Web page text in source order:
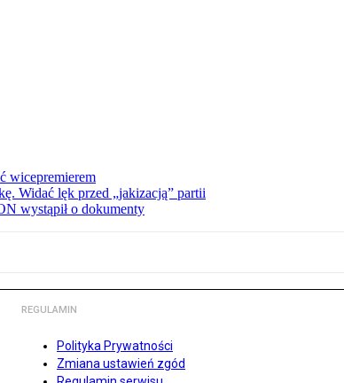
wicepremierem
Widać lęk przed „jakizacją” partii
wystąpił o dokumenty
REGULAMIN
Polityka Prywatności
Zmiana ustawień zgód